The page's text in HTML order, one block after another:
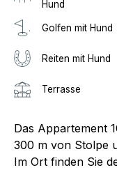
Hund
Golfen mit Hund
Reiten mit Hund
Terrasse
Das Appartement
300 m von Stolpe
Im Ort finden Sie